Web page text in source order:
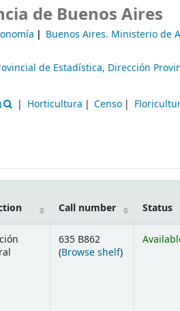
de Buenos Aires
Buenos Aires. Ministerio de
de Estadística, Dirección
Horticultura Censo
Call number Status
635 B862
(Browse shelf(Opens below)
)